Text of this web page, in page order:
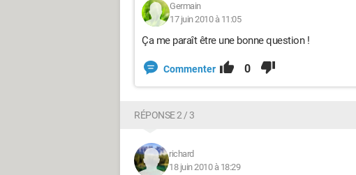
Germain
17 juin 2010 à 11:05
Ça me paraît être une bonne question !
Commenter 0
RÉPONSE 2 / 3
richard
18 juin 2010 à 18:29